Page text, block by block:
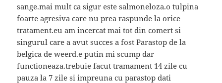
sange.mai mult ca sigur este salmoneloza.o tulpina
foarte agresiva care nu prea raspunde la orice
tratament.eu am incercat mai tot din comert si
singurul care a avut succes a fost Parastop de la
belgica de weerd.e putin mi scump dar
functioneaza.trebuie facut tramament 14 zile cu
pauza la 7 zile si impreuna cu parastop dati